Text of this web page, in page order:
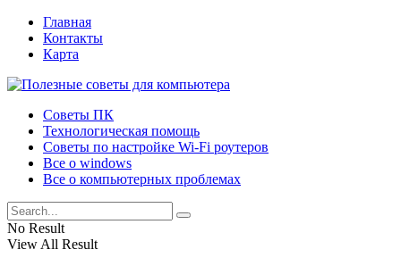
Главная
Контакты
Карта
Советы ПК
Технологическая помощь
Советы по настройке Wi-Fi роутеров
Все о windows
Все о компьютерных проблемах
No Result
View All Result